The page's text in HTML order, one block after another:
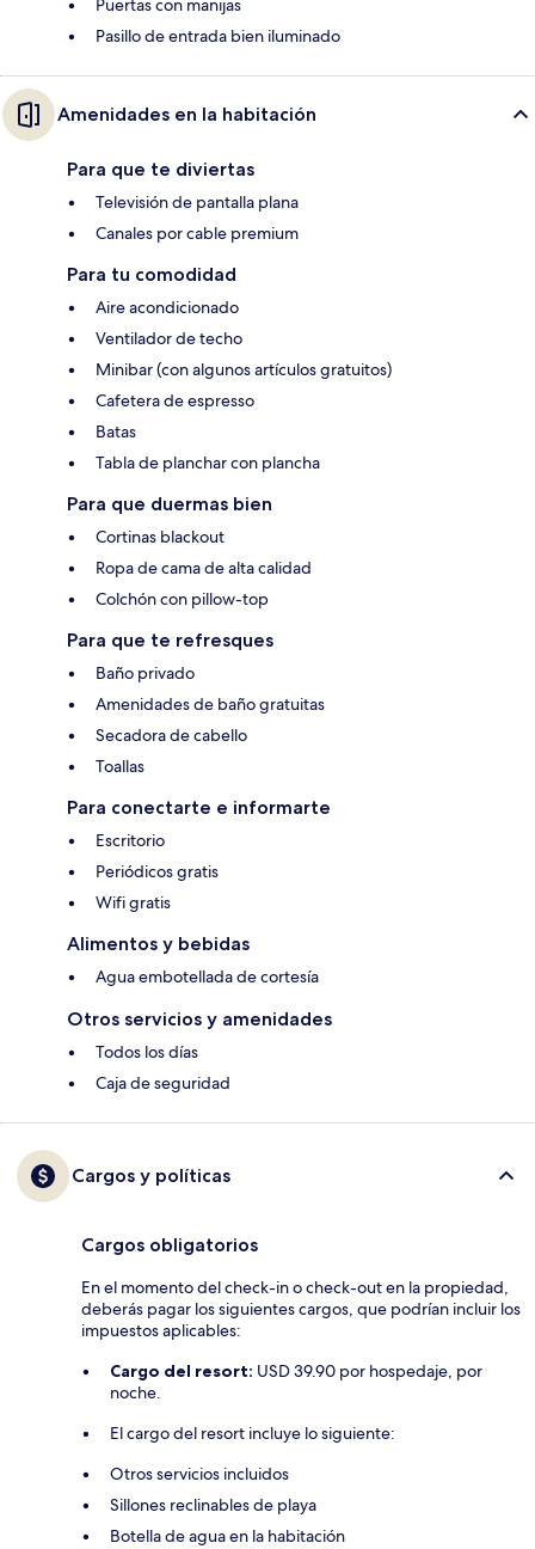
Puertas con manijas
Pasillo de entrada bien iluminado
Amenidades en la habitación
Para que te diviertas
Televisión de pantalla plana
Canales por cable premium
Para tu comodidad
Aire acondicionado
Ventilador de techo
Minibar (con algunos artículos gratuitos)
Cafetera de espresso
Batas
Tabla de planchar con plancha
Para que duermas bien
Cortinas blackout
Ropa de cama de alta calidad
Colchón con pillow-top
Para que te refresques
Baño privado
Amenidades de baño gratuitas
Secadora de cabello
Toallas
Para conectarte e informarte
Escritorio
Periódicos gratis
Wifi gratis
Alimentos y bebidas
Agua embotellada de cortesía
Otros servicios y amenidades
Todos los días
Caja de seguridad
Cargos y políticas
Cargos obligatorios
En el momento del check-in o check-out en la propiedad,
deberás pagar los siguientes cargos, que podrían incluir los
impuestos aplicables:
Cargo del resort: USD 39.90 por hospedaje, por
noche.
El cargo del resort incluye lo siguiente:
Otros servicios incluidos
Sillones reclinables de playa
Botella de agua en la habitación